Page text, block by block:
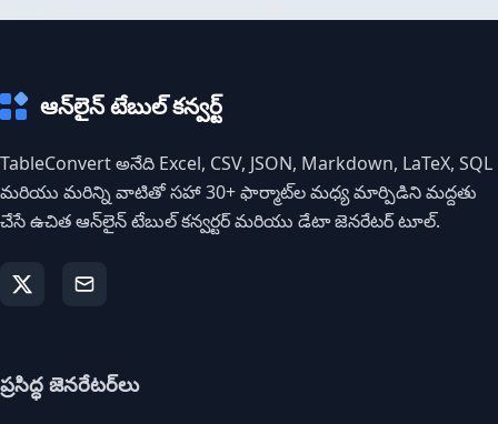
ఆన్‌లైన్ టేబుల్ కన్వర్ట్
TableConvert అనేది Excel, CSV, JSON, Markdown, LaTeX, SQL
మరియు మరిన్ని వాటితో సహా 30+ ఫార్మాట్‌ల మధ్య మార్పిడిని మద్దతు
చేసే ఉచిత ఆన్‌లైన్ టేబుల్ కన్వర్టర్ మరియు డేటా జెనరేటర్ టూల్.
ప్రసిద్ధ జెనరేటర్‌లు